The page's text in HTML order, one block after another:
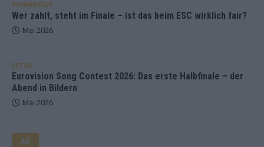
KOMMENTAR
Wer zahlt, steht im Finale – ist das beim ESC wirklich fair?
Mai 2026
EXTRA
Eurovision Song Contest 2026: Das erste Halbfinale – der
Abend in Bildern
Mai 2026
AD